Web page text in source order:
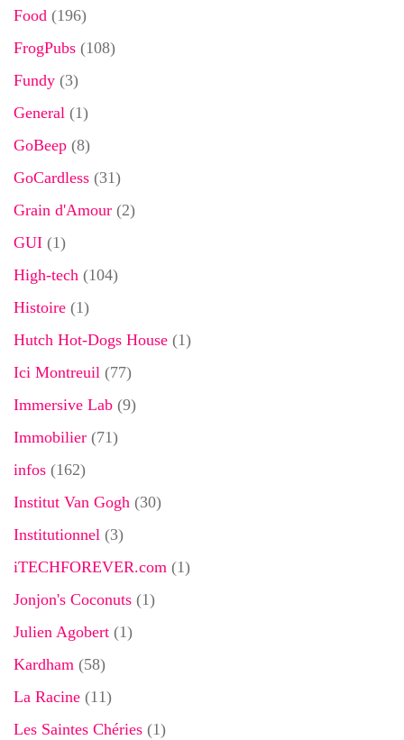
Food (196)
FrogPubs (108)
Fundy (3)
General (1)
GoBeep (8)
GoCardless (31)
Grain d'Amour (2)
GUI (1)
High-tech (104)
Histoire (1)
Hutch Hot-Dogs House (1)
Ici Montreuil (77)
Immersive Lab (9)
Immobilier (71)
infos (162)
Institut Van Gogh (30)
Institutionnel (3)
iTECHFOREVER.com (1)
Jonjon's Coconuts (1)
Julien Agobert (1)
Kardham (58)
La Racine (11)
Les Saintes Chéries (1)